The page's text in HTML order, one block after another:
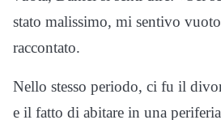
stato malissimo, mi sentivo
raccontato.
Nello stesso periodo, ci fu il
e il fatto di abitare in una